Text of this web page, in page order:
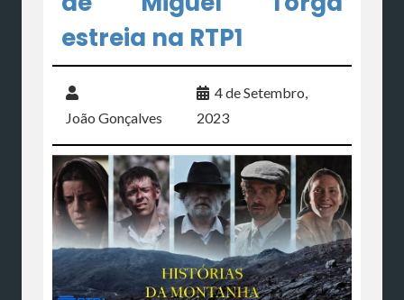
estreia na RTP1
João Gonçalves
4 de Setembro,
2023